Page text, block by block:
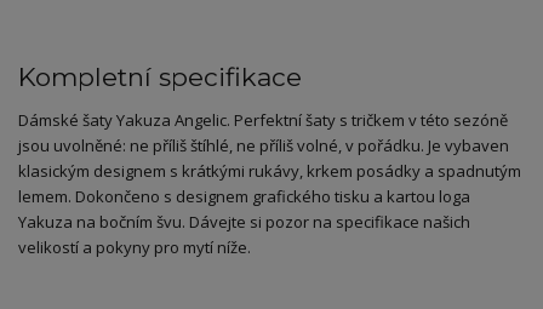
Kompletní specifikace
Dámské šaty Yakuza Angelic. Perfektní šaty s tričkem v této sezóně
jsou uvolněné: ne příliš štíhlé, ne příliš volné, v pořádku. Je vybaven
klasickým designem s krátkými rukávy, krkem posádky a spadnutým
lemem. Dokončeno s designem grafického tisku a kartou loga
Yakuza na bočním švu. Dávejte si pozor na specifikace našich
velikostí a pokyny pro mytí níže.